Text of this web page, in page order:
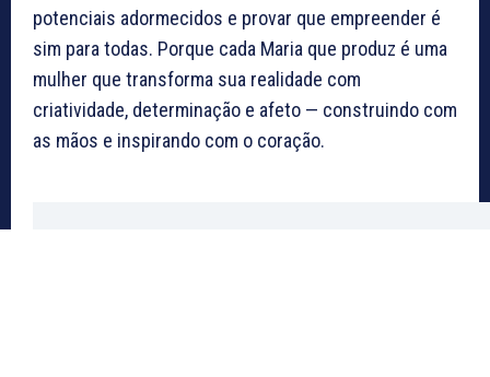
potenciais adormecidos e provar que empreender é
sim para todas. Porque cada Maria que produz é uma
mulher que transforma sua realidade com
criatividade, determinação e afeto — construindo com
as mãos e inspirando com o coração.